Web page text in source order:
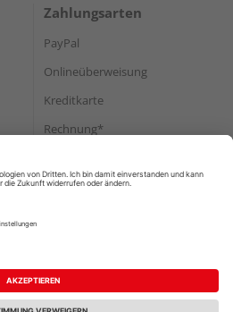
Zahlungsarten
PayPal
Onlineüberweisung
Kreditkarte
Rechnung*
Versand
Widerruf
Datenschutz
Vertrag widerrufen